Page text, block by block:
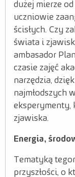
dużej mierze
uczniowie
ścisłych. Czy
świata i
ambasador
czasie zajęć
narzędzia,
najmłodszych
eksperymenty,
zjawiska.
Energia,
Tematyką
przyszłości, o